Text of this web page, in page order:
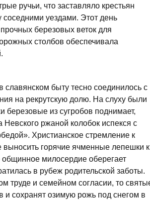
ручьи, что заставляло крестьян
соседними уездами. Этот день
березовых веток для
столбов обеспечивала
славянском быту тесно соединилось с
на рекрутскую долю. На слуху были
березовые из сугробов поднимает,
ржаной колобок испекся с
Христианское стремление к
горячие ячменные лепешки к
милосердие оберегает
в рубеж родительской заботы.
труде и семейном согласии, то
и сохранят озимую рожь под снегом в